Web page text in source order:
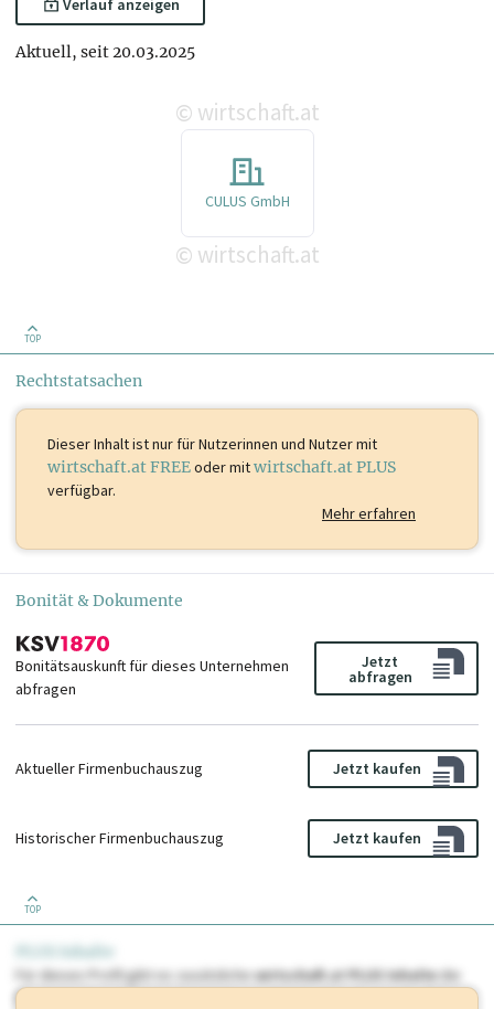
Verlauf anzeigen
Aktuell, seit 20.03.2025
© wirtschaft.at
CULUS GmbH
© wirtschaft.at
TOP
Rechtstatsachen
Dieser Inhalt istnur für Nutzerinnen und Nutzer mit
wirtschaft.at FREEoder mitwirtschaft.at PLUS
verfügbar.
Mehr erfahren
Bonität & Dokumente
Bonitätsauskunft für dieses Unternehmen
abfragen
Jetzt
abfragen
Aktueller Firmenbuchauszug Jetzt kaufen
Historischer Firmenbuchauszug Jetzt kaufen
TOP
PLUS Inhalte
Für dieses Profil gibt es zusätzlichewirtschaft.at PLUS Inhaltedie
Sie momentan nicht einsehen können. Schalten Sie dieses Profil frei